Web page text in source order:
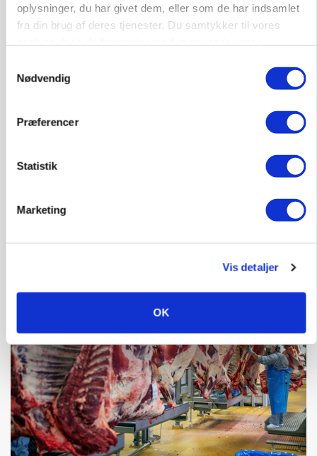
oplysninger, du har givet dem, eller som de har indsamlet
fra din brug af deres tjenester. Du samtykker til vores
Nødvendig
Præferencer
Statistik
Marketing
Vis detaljer
OK
Annonce
Loading...
Før såmaskinen kører: Her er efterårets største